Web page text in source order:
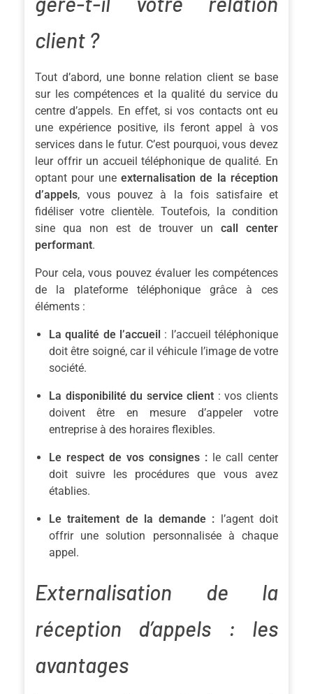
client ?
Tout d’abord, une bonne relation client se base
sur les compétences et la qualité du service du
centre d’appels. En effet, si vos contacts ont eu
une expérience positive, ils feront appel à vos
services dans le futur. C’est pourquoi, vous devez
leur offrir un accueil téléphonique de qualité. En
optant pour une externalisation de la réception
d’appels, vous pouvez à la fois satisfaire et
fidéliser votre clientèle. Toutefois, la condition
sine qua non est de trouver un call center
performant.
Pour cela, vous pouvez évaluer les compétences
de la plateforme téléphonique grâce à ces
éléments :
La qualité de l’accueil : l’accueil téléphonique
doit être soigné, car il véhicule l’image de votre
société.
La disponibilité du service client : vos clients
doivent être en mesure d’appeler votre
entreprise à des horaires flexibles.
Le respect de vos consignes : le call center
doit suivre les procédures que vous avez
établies.
Le traitement de la demande : l’agent doit
offrir une solution personnalisée à chaque
appel.
Externalisation de la
réception d’appels : les
avantages